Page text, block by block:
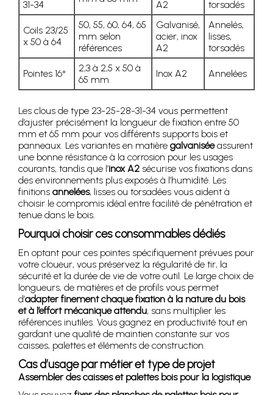
31-34 A2 torsadés
Coils 23/25
x 50 à 64
50, 55, 60, 64, 65
mm selon
références
Galvanisé,
acier, inox
A2
Annelés,
lisses,
torsadés
Pointes 16°
2,3 à 2,5 x 50 à
65 mm
Inox A2 Annelées
Les clous de type 23-25-28-31-34 vous permettent
d’ajuster précisément la longueur de fixation entre 50
mm et 65 mm pour vos différents supports bois et
panneaux. Les variantes en matière galvaniséeassurent
une bonne résistance à la corrosion pour les usages
courants, tandis que l’inox A2 sécurise vos fixations dans
des environnements plus exposés à l’humidité. Les
finitions annelées, lisses ou torsadées vous aident à
choisir le compromis idéal entre facilité de pénétration et
tenue dans le bois.
Pourquoi choisir ces consommables dédiés
En optant pour ces pointes spécifiquement prévues pour
votre cloueur, vous préservez la régularité de tir, la
sécurité et la durée de vie de votre outil. Le large choix de
longueurs, de matières et de profils vous permet
d’adapter finement chaque fixation à la nature du bois
et à l’effort mécanique attendu, sans multiplier les
références inutiles. Vous gagnez en productivité tout en
gardant une qualité de maintien constante sur vos
caisses, palettes et éléments de construction.
Cas d’usage par métier et type de projet
Assembler des caisses et palettes bois pour la logistique